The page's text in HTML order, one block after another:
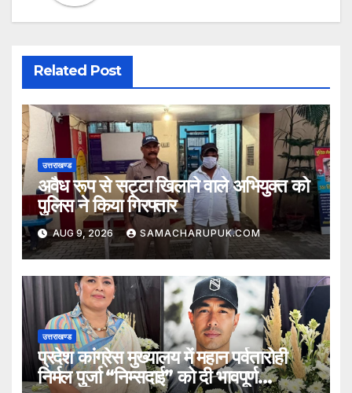
Related Post
उत्तराखण्ड
अवैध रूप से सट्टा खिलाने वाले अभियुक्त को
पुलिस ने किया गिरफ्तार
AUG 9, 2026 SAMACHARUPUK.COM
उत्तराखण्ड
प्रदेश कांग्रेस मुख्यालय में महान पर्वतारोही
निर्मल पुर्जा “निम्सदाई” को दी भावपूर्ण